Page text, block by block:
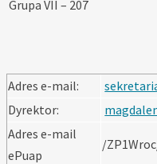
Grupa VII – 207
Adres e-mail:
Dyrektor:
Adres e-mail
ePuap
/